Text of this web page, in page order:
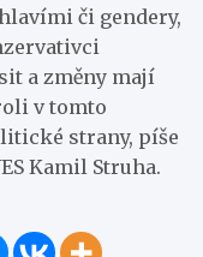
či gendery,
a změny mají
v tomto
strany, píše
Kamil Struha.